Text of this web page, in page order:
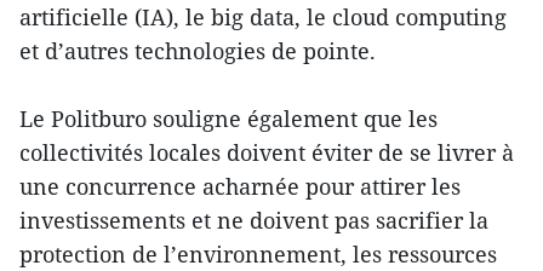
artificielle (IA), le big data, le cloud computing
et d’autres technologies de pointe.
Le Politburo souligne également que les
collectivités locales doivent éviter de se livrer à
une concurrence acharnée pour attirer les
investissements et ne doivent pas sacrifier la
protection de l’environnement, les ressources